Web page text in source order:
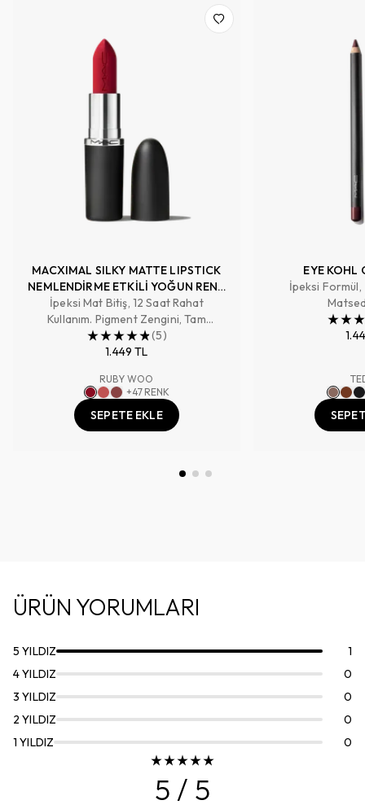
MACXIMAL SILKY MATTE LIPSTICK
NEMLENDİRME ETKİLİ YOĞUN RENK
SAĞLAYAN RUJ
İpeksi Mat Bitiş, 12 Saat Rahat
Kullanım. Pigment Zengini, Tam
Kapatıcılık Sağlayan Renk
(5)
1.449 TL
RUBY WOO
+47 RENK
SEPETE EKLE
EYE KOHL
İpeksi
ÜRÜN YORUMLARI
5 YILDIZ
1
4YILDIZ
0
3 YILDIZ
0
2 YILDIZ
0
1 YILDIZ 0
5 / 5